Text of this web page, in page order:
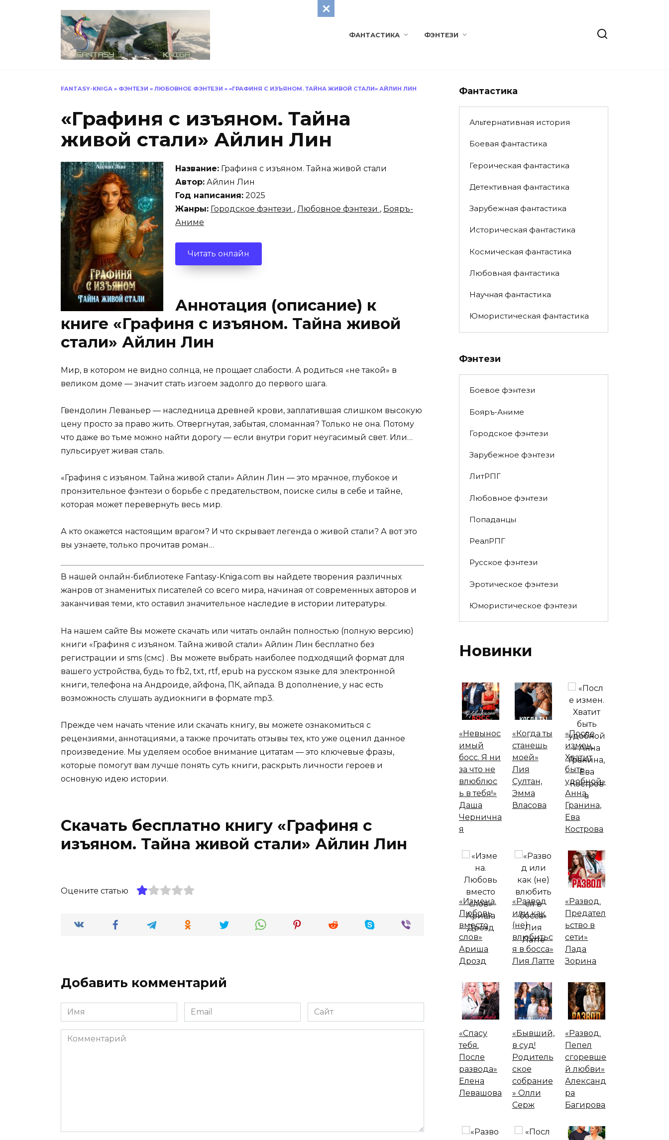
ФАНТАСТИКА ФЭНТЕЗИ
FANTASY-KNIGA » ФЭНТЕЗИ » ЛЮБОВНОЕ ФЭНТЕЗИ » «ГРАФИНЯ С ИЗЪЯНОМ. ТАЙНА ЖИВОЙ СТАЛИ» АЙЛИН ЛИН
«Графиня с изъяном. Тайна
живой стали» Айлин Лин
Название: Графиня с изъяном. Тайна живой стали
Автор: Айлин Лин
Год написания: 2025
Жанры: Городское фэнтези , Любовное фэнтези , Бояръ-
Аниме
Читать онлайн
Аннотация (описание) к
книге «Графиня с изъяном. Тайна живой
стали» Айлин Лин
Мир, в котором не видно солнца, не прощает слабости. А родиться «не такой» в
великом доме — значит стать изгоем задолго до первого шага.
Гвендолин Леваньер — наследница древней крови, заплатившая слишком высокую
цену просто за право жить. Отвергнутая, забытая, сломанная? Только не она. Потому
что даже во тьме можно найти дорогу — если внутри горит неугасимый свет. Или…
пульсирует живая сталь.
«Графиня с изъяном. Тайна живой стали» Айлин Лин — это мрачное, глубокое и
пронзительное фэнтези о борьбе с предательством, поиске силы в себе и тайне,
которая может перевернуть весь мир.
А кто окажется настоящим врагом? И что скрывает легенда о живой стали? А вот это
вы узнаете, только прочитав роман…
В нашей онлайн-библиотеке Fantasy-Kniga.com вы найдете творения различных
жанров от знаменитых писателей со всего мира, начиная от современных авторов и
заканчивая теми, кто оставил значительное наследие в истории литературы.
На нашем сайте Вы можете скачать или читать онлайн полностью (полную версию)
книги «Графиня с изъяном. Тайна живой стали» Айлин Лин бесплатно без
регистрации и sms (смс) . Вы можете выбрать наиболее подходящий формат для
вашего устройства, будь то fb2, txt, rtf, epub на русском языке для электронной
книги, телефона на Андроиде, айфона, ПК, айпада. В дополнение, у нас есть
возможность слушать аудиокниги в формате mp3.
Прежде чем начать чтение или скачать книгу, вы можете ознакомиться с
рецензиями, аннотациями, а также прочитать отзывы тех, кто уже оценил данное
произведение. Мы уделяем особое внимание цитатам — это ключевые фразы,
которые помогут вам лучше понять суть книги, раскрыть личности героев и
основную идею истории.
Скачать бесплатно книгу «Графиня с
изъяном. Тайна живой стали» Айлин Лин
Оцените статью
Добавить комментарий
Имя
*
Email
*
Сайт
Комментарий
Фантастика
Альтернативная история
Боевая фантастика
Героическая фантастика
Детективная фантастика
Зарубежная фантастика
Историческая фантастика
Космическая фантастика
Любовная фантастика
Научная фантастика
Юмористическая фантастика
Фэнтези
Боевое фэнтези
Бояръ-Аниме
Городское фэнтези
Зарубежное фэнтези
ЛитРПГ
Любовное фэнтези
Попаданцы
РеалРПГ
Русское фэнтези
Эротическое фэнтези
Юмористическое фэнтези
Новинки
«Невынос
имый
босс. Я ни
за что не
влюблюс
ь в тебя!»
Даша
Чернична
я
«Когда ты
станешь
моей»
Лия
Султан,
Эмма
Власова
«После
измен.
Хватит
быть
удобной»
Анна
Гранина,
Ева
Кострова
«Измена.
Любовь
вместо
слов»
Ариша
Дрозд
«Развод
или как
(не)
влюбитьс
я в босса»
Лия Латте
«Развод.
Предател
ьство в
сети»
Лада
Зорина
«Спасу
тебя.
После
развода»
Елена
Левашова
«Бывший,
в суд!
Родитель
ское
собрание
» Олли
Серж
«Развод.
Пепел
сгоревше
й любви»
Александ
ра
Багирова